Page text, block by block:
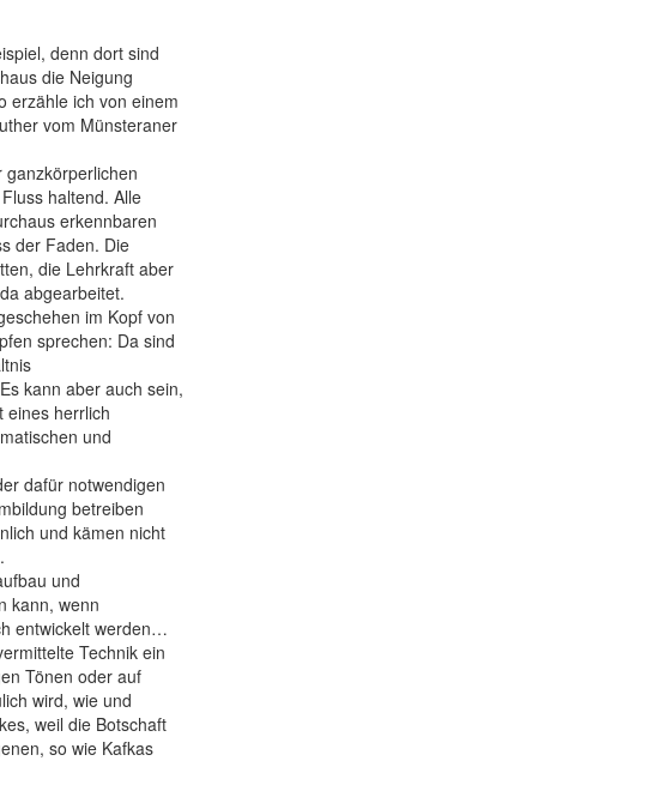
denn dort sind
die Neigung
erzähle ich von einem
vom Münsteraner
haltend. Alle
erkennbaren
der Faden. Die
die Lehrkraft aber
abgearbeitet.
im Kopf von
sprechen: Da sind
kann aber auch sein,
eines herrlich
und
dafür notwendigen
betreiben
und kämen nicht
und
kann, wenn
entwickelt werden…
Technik ein
Tönen oder auf
wird, wie und
weil die Botschaft
so wie Kafkas